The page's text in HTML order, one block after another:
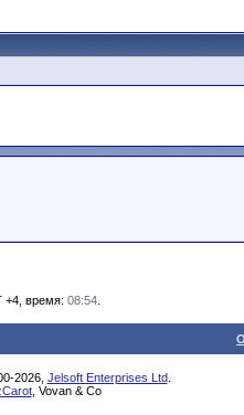
+4, время: 08:54.
2026, Jelsoft Enterprises Ltd.
, Vovan & Co